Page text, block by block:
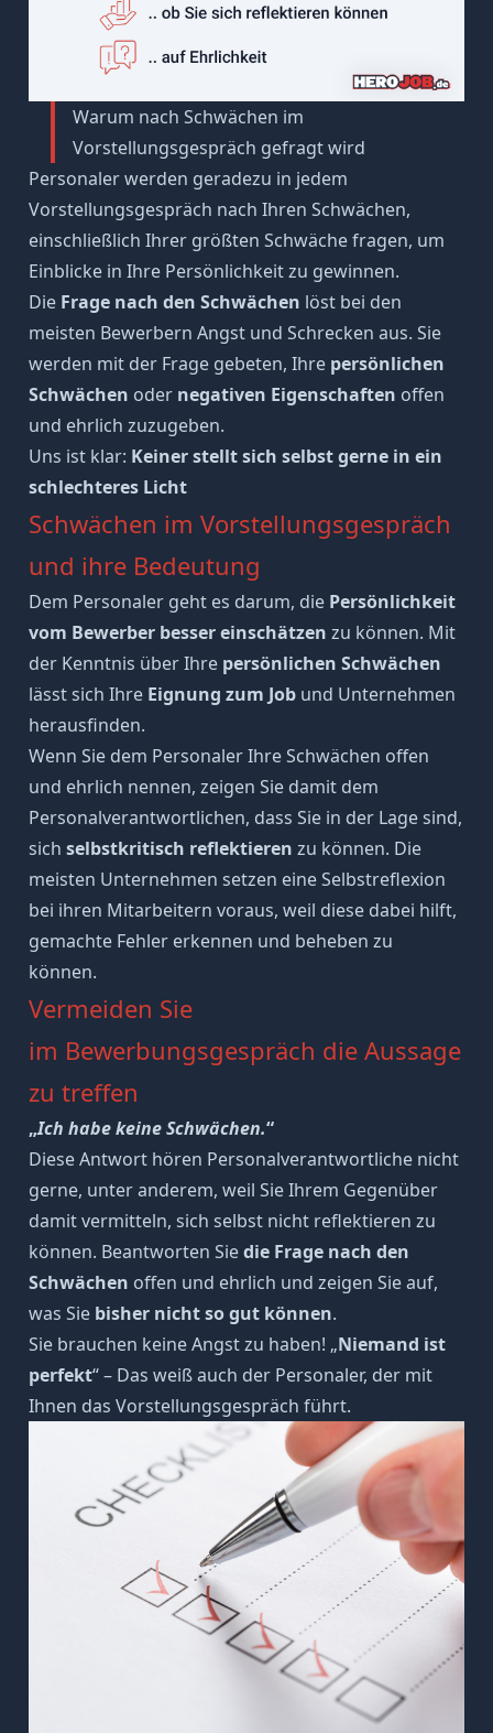
Warum nach Schwächen im
Vorstellungsgespräch gefragt wird
Personaler werden geradezu in jedem
Vorstellungsgespräch nach Ihren Schwächen,
einschließlich Ihrer größten Schwäche fragen, um
Einblicke in Ihre Persönlichkeit zu gewinnen.
Die Frage nach den Schwächen löst bei den
meisten Bewerbern Angstund Schrecken aus. Sie
werden mit der Frage gebeten, Ihre persönlichen
Schwächen oder negativen Eigenschaften offen
und ehrlich zuzugeben.
Uns ist klar: Keiner stellt sich selbst gerne in ein
schlechteres Licht
Schwächen im Vorstellungsgespräch
und ihre Bedeutung
Dem Personaler geht es darum, die Persönlichkeit
vom Bewerber besser einschätzen zu können. Mit
der Kenntnis über Ihre persönlichen Schwächen
lässt sich Ihre Eignung zum Jobund Unternehmen
herausfinden.
Wenn Sie dem Personaler Ihre Schwächen offen
und ehrlich nennen, zeigen Sie damit dem
Personalverantwortlichen, dass Sie in der Lage sind,
sich selbstkritisch reflektieren zu können. Die
meisten Unternehmen setzen eineSelbstreflexion
bei ihren Mitarbeitern voraus, weil diese dabei hilft,
gemachte Fehler erkennen und beheben zu
können.
Vermeiden Sie
im Bewerbungsgespräch die Aussage
zu treffen
„Ich habe keine Schwächen.“
Diese Antwort hören Personalverantwortliche nicht
gerne, unter anderem, weil Sie Ihrem Gegenüber
damit vermitteln, sich selbst nicht reflektieren zu
können. Beantworten Siedie Frage nach den
Schwächen offen und ehrlich und zeigen Sie auf,
was Sie bisher nicht so gut können.
Sie brauchen keine Angst zu haben! „Niemand ist
perfekt“ – Das weiß auch der Personaler, der mit
Ihnen das Vorstellungsgespräch führt.